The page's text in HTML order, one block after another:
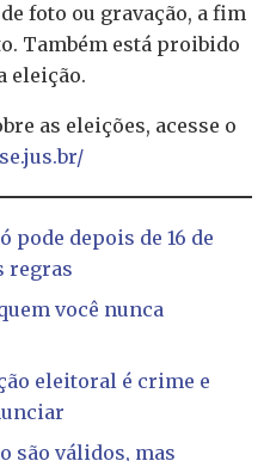
foto ou gravação, a fim
Também está proibido
eleição.
as eleições, acesse o
pode depois de 16 de
regras
você nunca
eleitoral é crime e
são válidos, mas